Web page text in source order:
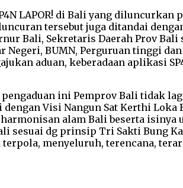
LAPOR! di Bali yang diluncurkan
tersebut juga ditandai
Bali, Sekretaris Daerah Prov
Negeri, BUMN, Perguruan tinggi
aduan, keberadaan aplikasi
ini Pemprov Bali tidak
Visi Nangun Sat Kerthi
alam Bali beserta
sesuai dg prinsip Tri Sakti Bung
menyeluruh, terencana,